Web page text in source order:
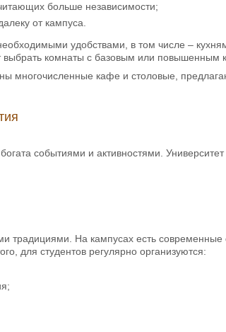
больше независимости;
от кампуса.
удобствами, в том числе –
выбрать комнаты с базовым или повышенным
многочисленные кафе и столовые,
событиями и активностями.
традициями. На кампусах есть
для студентов регулярно организуются: